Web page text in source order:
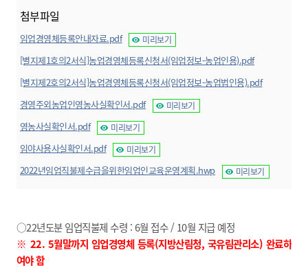
첨부파일
임업경영체등록안내자료.pdf 미리보기
[별지제1호의2서식]농업경영체등록신청서(임업정보-농업인용).pdf
미리보기
[별지제2호의2서식]농업경영체등록신청서(임업정보-농업법인용).pdf
미리보기
경영주외농업인영농사실확인서.pdf 미리보기
영농사실확인서.pdf 미리보기
임야사용사실확인서.pdf 미리보기
2022년임업직불제수급을위한임업인교육운영계획.hwp 미리보기
○22년도분 임업직불제 수령 : 6월 접수 / 10월 지급 예정
※ 22. 5월말까지 임업경영체 등록(지방산림청, 국유림관리소) 완료하
여야 함